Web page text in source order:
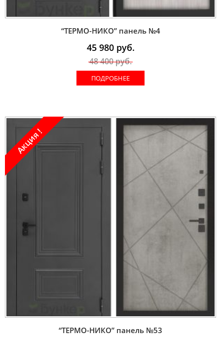
“ТЕРМО-НИКО” панель №4
45 980руб.
48 400руб.
ПОДРОБНЕЕ
Акция !
“ТЕРМО-НИКО” панель №53